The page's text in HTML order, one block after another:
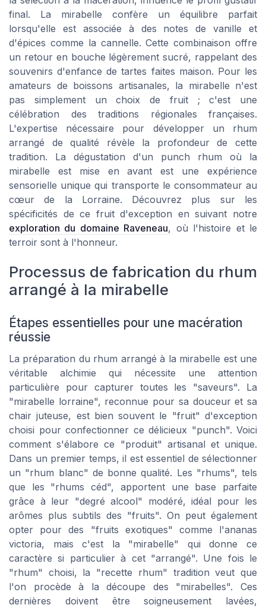
final. La mirabelle confère un équilibre parfait
lorsqu'elle est associée à des notes de vanille et
d'épices comme la cannelle. Cette combinaison offre
un retour en bouche légèrement sucré, rappelant des
souvenirs d'enfance de tartes faites maison. Pour les
amateurs de boissons artisanales, la mirabelle n'est
pas simplement un choix de fruit ; c'est une
célébration des traditions régionales françaises.
L'expertise nécessaire pour développer un rhum
arrangé de qualité révèle la profondeur de cette
tradition. La dégustation d'un punch rhum où la
mirabelle est mise en avant est une expérience
sensorielle unique qui transporte le consommateur au
cœur de la Lorraine. Découvrez plus sur les
spécificités de ce fruit d'exception en suivant notre
exploration du domaine Raveneau, où l'histoire et le
terroir sont à l'honneur.
Processus de fabrication du rhum
arrangé à la mirabelle
Étapes essentielles pour une macération
réussie
La préparation du rhum arrangé à la mirabelle est une
véritable alchimie qui nécessite une attention
particulière pour capturer toutes les "saveurs". La
"mirabelle lorraine", reconnue pour sa douceur et sa
chair juteuse, est bien souvent le "fruit" d'exception
choisi pour confectionner ce délicieux "punch". Voici
comment s'élabore ce "produit" artisanal et unique.
Dans un premier temps, il est essentiel de sélectionner
un "rhum blanc" de bonne qualité. Les "rhums", tels
que les "rhums céd", apportent une base parfaite
grâce à leur "degré alcool" modéré, idéal pour les
arômes plus subtils des "fruits". On peut également
opter pour des "fruits exotiques" comme l'ananas
victoria, mais c'est la "mirabelle" qui donne ce
caractère si particulier à cet "arrangé". Une fois le
"rhum" choisi, la "recette rhum" tradition veut que
l'on procède à la découpe des "mirabelles". Ces
dernières doivent être soigneusement lavées,